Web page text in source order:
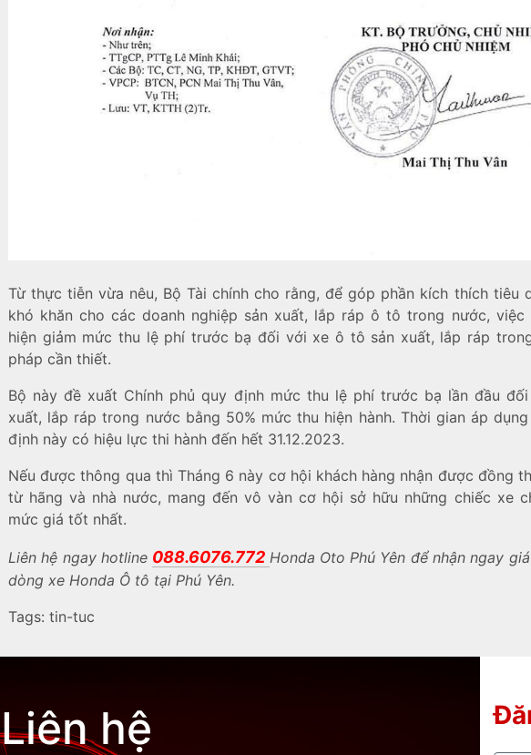
Từ thực tiễn vừa nêu, Bộ Tài chính cho rằng, để góp phần kích thích tiêu
khó khăn cho các doanh nghiệp sản xuất, lắp ráp ô tô trong nước,
hiện giảm mức thu lệ phí trước bạ đối với xe ô tô sản xuất, lắp ráp
pháp cần thiết.
Bộ này đề xuất Chính phủ quy định mức thu lệ phí trước bạ lần đầu
xuất, lắp ráp trong nước bằng 50% mức thu hiện hành. Thời gian áp
định này có hiệu lực thi hành đến hết 31.12.2023.
Nếu được thông qua thì Tháng 6 này cơ hội khách hàng nhận được đồng
từ hãng và nhà nước, mang đến vô vàn cơ hội sở hữu những chiếc xe
mức giá tốt nhất.
Liên hệ ngay hotline 088.6076.772 Honda Oto Phú Yên để nhận ngay
dòng xe Honda Ô tô tại Phú Yên.
Tags: tin-tuc
Liên hệ